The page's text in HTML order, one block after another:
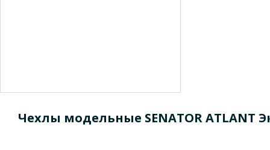
Чехлы модельные SENATOR ATLANT